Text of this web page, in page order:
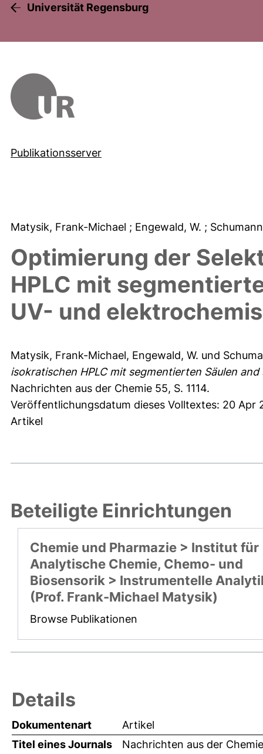
Universität Regensburg
Publikationsserver
Matysik, Frank-Michael ; Engewald, W. ;
Optimierung der
HPLC mit
UV- und
Matysik, Frank-Michael, Engewald, W. und
isokratischen HPLC mit segmentierten Säulen
Nachrichten aus der Chemie 55, S. 1114.
Veröffentlichungsdatum dieses Volltextes: 20 Apr
Artikel
Beteiligte Einrichtungen
Chemie und Pharmazie > Institut für
Analytische Chemie, Chemo- und
Biosensorik > Instrumentelle
(Prof. Frank-Michael Matysik)
Browse Publikationen
Details
Dokumentenart
Artikel
Titel eines Journals
Nachrichten aus der Chemie